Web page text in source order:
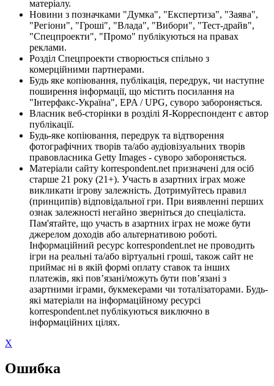
матеріалу.
Новини з позначками "Думка", "Експертиза", "Заява",
"Регіони", "Гроші", "Влада", "Вибори", "Тест-драйв",
"Спецпроекти", "Промо" публікуються на правах
реклами.
Розділ Спецпроекти створюється спільно з
комерційними партнерами.
Будь яке копіювання, публікація, передрук, чи наступне
поширення інформації, що містить посилання на
"Інтерфакс-Україна", EPA / UPG, суворо забороняється.
Власник веб-сторінки в розділі Я-Корреспондент є автор
публікації.
Будь-яке копіювання, передрук та відтворення
фотографічних творів та/або аудіовізуальних творів
правовласника Getty Images - суворо забороняється.
Матеріали сайту korrespondent.net призначені для осіб
старше 21 року (21+). Участь в азартних іграх може
викликати ігрову залежність. Дотримуйтесь правил
(принципів) відповідальної гри. При виявленні перших
ознак залежності негайно зверніться до спеціаліста.
Пам'ятайте, що участь в азартних іграх не може бути
джерелом доходів або альтернативою роботі.
Інформаційний ресурс korrespondent.net не проводить
ігри на реальні та/або віртуальні гроші, також сайт не
приймає ні в якій формі оплату ставок та інших
платежів, які пов’язані/можуть бути пов’язані з
азартними іграми, букмекерами чи тоталізаторами. Будь-
які матеріали на інформаційному ресурсі
korrespondent.net публікуються виключно в
інформаційних цілях.
X
Ошибка